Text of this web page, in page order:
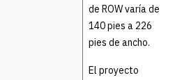
de ROW varía de
140 pies a 226
pies de ancho.
El proyecto